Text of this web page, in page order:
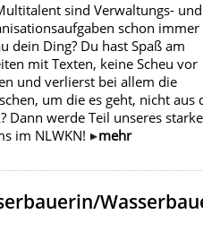
sind Verwaltungs- und
schon immer
dein Ding? Du hast Spaß am
mit Texten, keine Scheu vor
und verlierst bei allem die
um die es geht, nicht aus
Dann werde Teil unseres
im NLWKN!
mehr